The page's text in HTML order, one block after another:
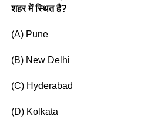
शहर में स्थित है?
(A) Pune
(B) New Delhi
(C) Hyderabad
(D) Kolkata